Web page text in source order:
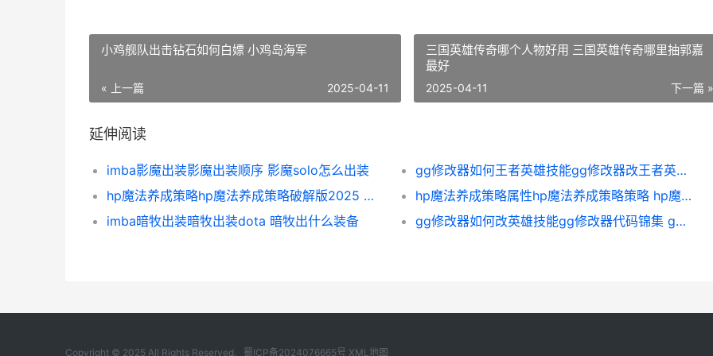
小鸡舰队出击钻石如何白嫖 小鸡岛海军
« 上一篇 2025-04-11
三国英雄传奇哪个人物好用 三国英雄传奇哪里抽郭嘉
最好
下一篇 »
2025-04-11
延伸阅读
imba影魔出装影魔出装顺序 影魔solo怎么出装
gg修改器如何王者英雄技能gg修改器改王者英雄技能 gg修改器如何王者荣耀透视
hp魔法养成策略hp魔法养成策略破解版2025 魔法养成攻略百度百科
hp魔法养成策略属性hp魔法养成策略策略 hp魔法养成攻略最全攻略
imba暗牧出装暗牧出装dota 暗牧出什么装备
gg修改器如何改英雄技能gg修改器代码锦集 gg修改器如何改小程序
Copyright © 2025 All Rights Reserved. 蜀ICP备2024076665号 XML地图